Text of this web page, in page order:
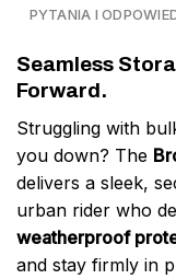
PYTANIA I
Seamless
Forward.
Struggling with
you down? The
delivers a sleek,
urban rider who
weatherproof
and stay firmly in